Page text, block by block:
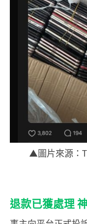
▲圖片來源：
退款已獲處理